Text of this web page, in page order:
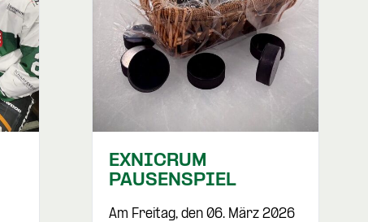
EXNICRUM
PAUSENSPIEL
Am Freitag, den 06. März 2026